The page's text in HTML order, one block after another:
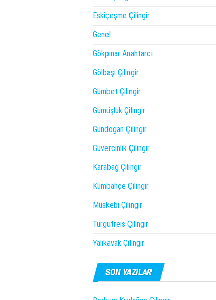
Eskiçeşme Çilingir
Genel
Gökpınar Anahtarcı
Gölbaşı Çilingir
Gümbet Çilingir
Gümüşlük Çilingir
Gündogan Çilingir
Güvercinlik Çilingir
Karabağ Çilingir
Kumbahçe Çilingir
Müskebi Çilingir
Turgutreis Çilingir
Yalıkavak Çilingir
SON YAZILAR